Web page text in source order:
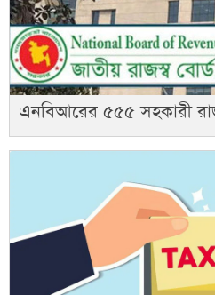
এনবিআরের ৫৫৫ সহকারী